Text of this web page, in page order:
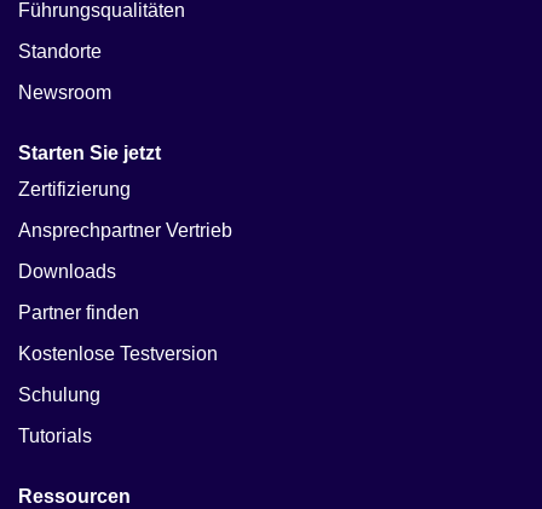
Führungsqualitäten
Standorte
Newsroom
Starten Sie jetzt
Zertifizierung
Ansprechpartner Vertrieb
Downloads
Partner finden
Kostenlose Testversion
Schulung
Tutorials
Ressourcen